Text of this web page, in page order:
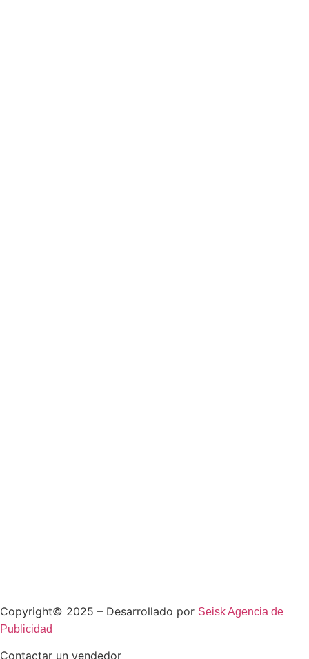
Copyright© 2025 – Desarrollado por Seisk Agencia de
Publicidad
Contactar un vendedor